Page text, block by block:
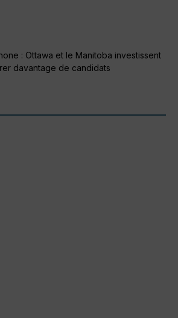
: Ottawa et le Manitoba investissent
davantage de candidats